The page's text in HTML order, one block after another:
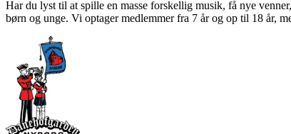
Har du lyst til at spille en masse forskellig musik, få nye
børn og unge. Vi optager medlemmer fra 7 år og op til 18 år,